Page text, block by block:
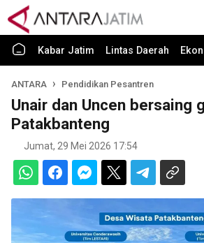
Kabar Jatim Lintas Daerah
ANTARA Pendidikan Pesantren
Unair dan Uncen bersaing
Patakbanteng
Jumat, 29 Mei 2026 17:54